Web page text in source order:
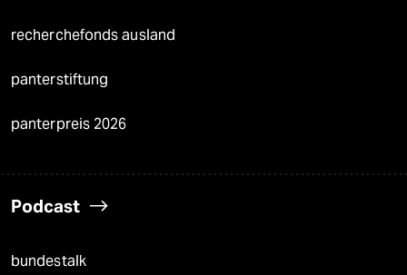
recherchefonds ausland
panterstiftung
panterpreis 2026
Podcast
bundestalk